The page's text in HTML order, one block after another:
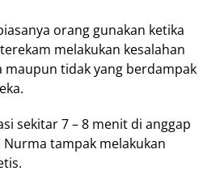
orang gunakan ketika
melakukan kesalahan
maupun tidak yang berdampak
sekitar 7 – 8 menit di anggap
tampak melakukan